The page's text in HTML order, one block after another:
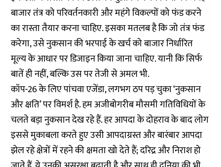
बाजार तंत्र को परिवर्तनकारी और महंगे विकल्पों को फंड करने
का रास्ता तैयार करना चाहिए. इसका मतलब है कि जो तंत्र फंड
करेगा, उसे नुकसान की भरपाई के खर्च को बाजार निर्धारित
मूल्य के आधार पर डिजाइन किया जाना चाहिए. यानी कि सिर्फ
बातें ही नहीं, बल्कि उस पर तेजी से अमल भी.
कॉप-26 के लिए पांचवा एजेंडा, लगभग ठप पड़ चुका ‘नुकसान
और क्षति’ पर विमर्श है. हम अजीबोगरीब मौसमी गतिविधियों के
चलते बड़ा नुकसान देख रहे हैं. हर आपदा के दोहराव के बाद लोग
इससे मुकाबला करते हुए उसी आपदाग्रस्त और बारंबार आपदा
झेल रहे क्षेत्रों में रहने की क्षमता खो देते हैं; दरिद्र और निराश हो